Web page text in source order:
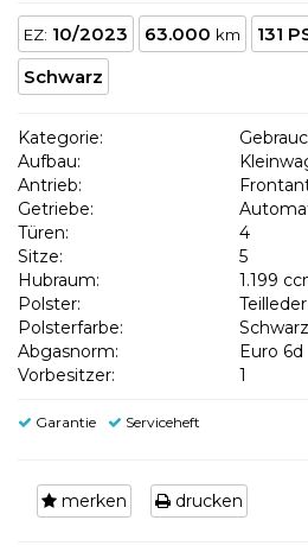
EZ: 10/2023 63.000 km 131
Schwarz
Kategorie:
Aufbau:
Antrieb:
Getriebe:
Türen:
4
Sitze:
5
Hubraum:
1.199
Polster:
Teilleder
Polsterfarbe:
Schwarz
Abgasnorm:
Euro 6d
Vorbesitzer:
1
Garantie Serviceheft
merken drucken